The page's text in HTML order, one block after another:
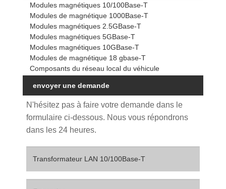
Modules magnétiques 10/100Base-T
Modules de magnétique 1000Base-T
Modules magnétiques 2.5GBase-T
Modules magnétiques 5GBase-T
Modules magnétiques 10GBase-T
Modules de magnétique 18 gbase-T
Composants du réseau local du véhicule
envoyer une demande
N'hésitez pas à faire votre demande dans le
formulaire ci-dessous. Nous vous répondrons
dans les 24 heures.